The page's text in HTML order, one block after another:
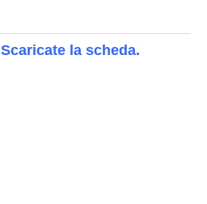
Scaricate la scheda.